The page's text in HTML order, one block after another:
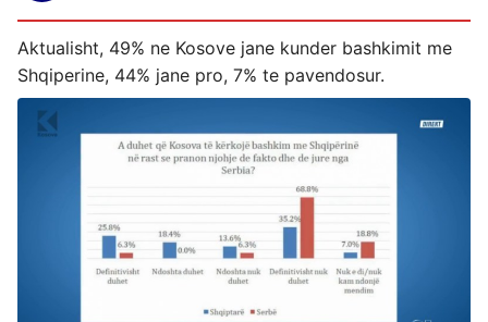
Aktualisht, 49% ne Kosove jane kunder bashkimit me
Shqiperine, 44% jane pro, 7% te pavendosur.